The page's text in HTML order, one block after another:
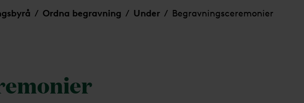
/ Ordna begravning / Under / Begravningsceremonier